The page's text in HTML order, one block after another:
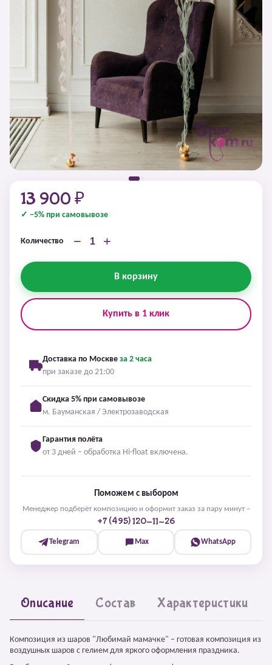
13 900 ₽
✓ −5% при самовывозе
Количество − +
В корзину
Купить в 1 клик
Доставка по Москве за 2 часа
при заказе до 21:00
Скидка 5% при самовывозе
м. Бауманская / Электрозаводская
Гарантия полёта
от 3 дней – обработка Hi-float включена.
Поможем с выбором
Менеджер подберёт композицию и оформит заказ за пару минут –
+7 (495) 120-11-26
Telegram Max WhatsApp
Описание Состав Характеристики
Композиция из шаров "Любимай мамачке" – готовая композиция из
воздушных шаров с гелием для яркого оформления праздника.